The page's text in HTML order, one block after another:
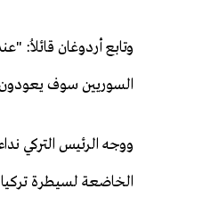
وتابع أردوغان قائلاُ:
السوريين سوف يعودون
ووجه الرئيس التركي
الخاضعة لسيطرة تركيا